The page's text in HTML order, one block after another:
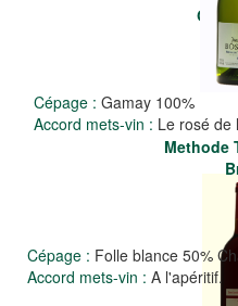
Cépage : Gamay 100%
Accord mets-vin : Le rosé de
Methode
Cépage : Folle blance 50%
Accord mets-vin : A l'apéritif.